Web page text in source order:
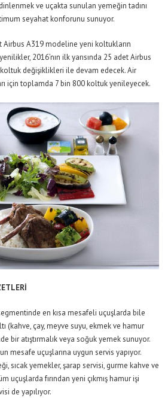
ve uçakta sunulan yemeğin tadını
seyahat konforunu sunuyor.
Airbus A319 modeline yeni koltukların
2016’nın ilk yarısında 25 adet Airbus
değişiklikleri ile devam edecek. Air
için toplamda 7 bin 800 koltuk yenileyecek.
en kısa mesafeli uçuşlarda bile
(kahve, çay, meyve suyu, ekmek ve hamur
bir atıştırmalık veya soğuk yemek sunuyor.
mesafe uçuşlarına uygun servis yapıyor.
sıcak yemekler, şarap servisi, gurme kahve ve
uçuşlarda fırından yeni çıkmış hamur işi
de yapılıyor.